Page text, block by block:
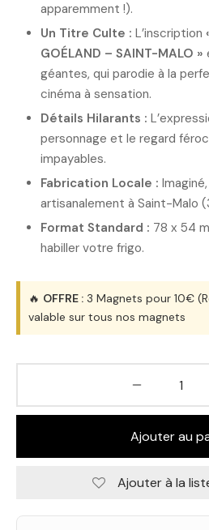
apparemment !).
Un Titre Culte : L’inscription
GOÉLAND – SAINT-MALO »
géantes, qui parodie à la
cinéma à sensation.
Détails Hilarants :
personnage et le regard
impayables.
Fabrication Locale :
artisanalement à Saint-Malo
Format Standard : 78 x 54
habiller votre frigo.
🔥 OFFRE : 3 Magnets pour 10€
valable sur tous nos magnets
Ajouter au
Ajouter à la